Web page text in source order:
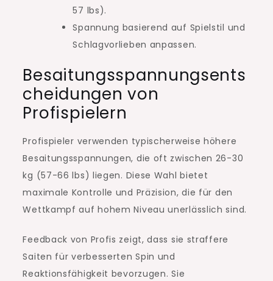
57 lbs).
Spannung basierend auf Spielstil und
Schlagvorlieben anpassen.
Besaitungsspannungsents
cheidungen von
Profispielern
Profispieler verwenden typischerweise höhere
Besaitungsspannungen, die oft zwischen 26-30
kg (57-66 lbs) liegen. Diese Wahl bietet
maximale Kontrolle und Präzision, die für den
Wettkampf auf hohem Niveau unerlässlich sind.
Feedback von Profis zeigt, dass sie straffere
Saiten für verbesserten Spin und
Reaktionsfähigkeit bevorzugen. Sie